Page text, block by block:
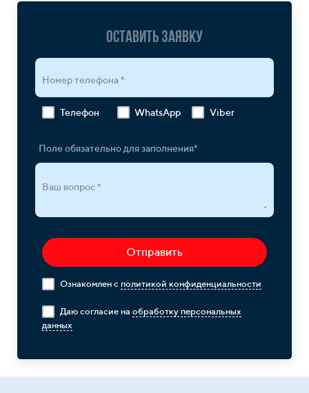
Оставить заявку
Номер телефона *
Телефон WhatsApp Viber
Поле обязательно для заполнения*
Ваш вопрос *
Отправить
Ознакомлен с политикой конфиденциальности
Даю согласие на обработку персональных
данных